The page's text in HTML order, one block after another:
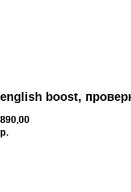
english boost,
890,00
р.